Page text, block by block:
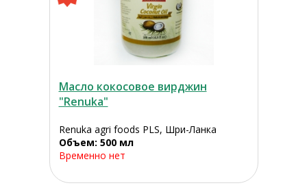
Масло кокосовое вирджин
"Renuka"
Renuka agri foods PLS, Шри-Ланка
Объем: 500 мл
Временно нет